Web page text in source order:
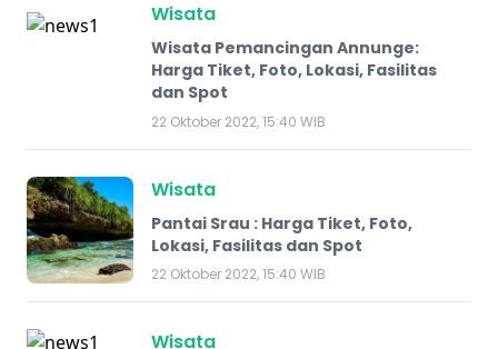
Wisata
Wisata Pemancingan Annunge:
Harga Tiket, Foto, Lokasi, Fasilitas
dan Spot
22 Oktober 2022, 15:40 WIB
Wisata
Pantai Srau : Harga Tiket, Foto,
Lokasi, Fasilitas dan Spot
22 Oktober 2022, 15:40 WIB
Wisata